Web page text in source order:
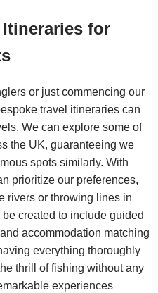
for
or just commencing our
travel itineraries can
We can explore some of
the UK, guaranteeing we
spots similarly. With
prioritize our preferences,
rivers or throwing lines in
created to include guided
accommodation matching
everything thoroughly
thrill of fishing without any
experiences